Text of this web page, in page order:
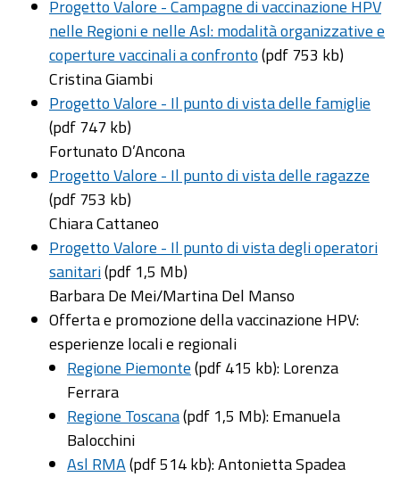
Progetto Valore - Campagne di vaccinazione HPV
nelle Regioni e nelle Asl: modalità organizzative e
coperture vaccinali a confronto(pdf 753 kb)
Cristina Giambi
Progetto Valore - Il punto di vista delle famiglie
(pdf 747 kb)
Fortunato D’Ancona
Progetto Valore - Il punto di vista delle ragazze
(pdf 753 kb)
Chiara Cattaneo
Progetto Valore - Il punto di vista degli operatori
sanitari(pdf 1,5 Mb)
Barbara De Mei/Martina Del Manso
Offerta e promozione della vaccinazione HPV:
esperienze locali e regionali
Regione Piemonte(pdf 415 kb): Lorenza
Ferrara
Regione Toscana(pdf 1,5 Mb): Emanuela
Balocchini
Asl RMA(pdf 514 kb): Antonietta Spadea